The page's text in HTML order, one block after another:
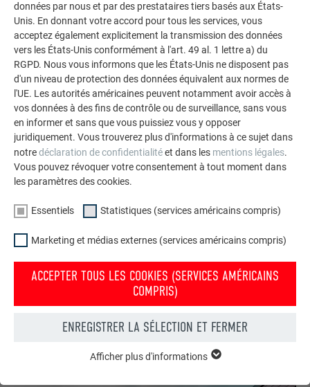
données par nous et par des prestataires tiers basés aux États-
Unis. En donnant votre accord pour tous les services, vous
acceptez également explicitement la transmission des données
vers les États-Unis conformément à l'art. 49 al. 1 lettre a) du
RGPD. Nous vous informons que les États-Unis ne disposent pas
d'un niveau de protection des données équivalent aux normes de
l'UE. Les autorités américaines peuvent notamment avoir accès à
vos données à des fins de contrôle ou de surveillance, sans vous
en informer et sans que vous puissiez vous y opposer
juridiquement. Vous trouverez plus d'informations à ce sujet dans
notredéclaration de confidentialitéet dans les mentions légales.
Vous pouvez révoquer votre consentement à tout moment dans
les paramètres des cookies.
Essentiels Statistiques (services américains compris)
Marketing et médias externes (services américains compris)
ACCEPTER TOUS LES COOKIES (SERVICES AMÉRICAINS
COMPRIS)
ENREGISTRER LA SÉLECTION ET FERMER
Afficher plus d'informations